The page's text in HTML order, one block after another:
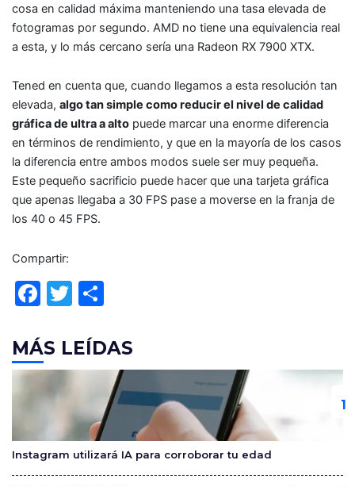
cosa en calidad máxima manteniendo una tasa elevada de
fotogramas por segundo. AMD no tiene una equivalencia real
a esta, y lo más cercano sería una Radeon RX 7900 XTX.
Tened en cuenta que, cuando llegamos a esta resolución tan
elevada, algo tan simple como reducir el nivel de calidad
gráfica de ultra a alto puede marcar una enorme diferencia
en términos de rendimiento, y que en la mayoría de los casos
la diferencia entre ambos modos suele ser muy pequeña.
Este pequeño sacrificio puede hacer que una tarjeta gráfica
que apenas llegaba a 30 FPS pase a moverse en la franja de
los 40 o 45 FPS.
Compartir:
F
c
e
b
o
o
k
T
itt
er
m
p
ar
tir
MÁS LEÍDAS
Instagram utilizará IA para corroborar tu edad